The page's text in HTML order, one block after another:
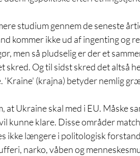
studium gennem de seneste
kommer ikke ud af ingenting og
men så pludselig er der et
skred. Og til sidst skred det altså
'Kraine' (krajna) betyder nemlig
at Ukraine skal med i EU. Måske
kunne klare. Disse områder
ikke længere i politologisk
narko, våben og